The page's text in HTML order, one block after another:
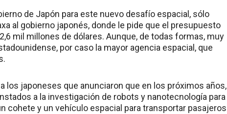
de Japón para este nuevo desafío espacial, sólo
al gobierno japonés, donde le pide que el presupuesto
mil millones de dólares. Aunque, de todas formas, muy
por caso la mayor agencia espacial, que
los japoneses que anunciaron que en los próximos años,
a la investigación de robots y nanotecnología para
cohete y un vehículo espacial para transportar pasajeros